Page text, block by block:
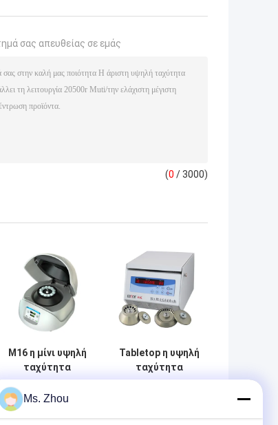
σας απευθείας σε εμάς
(0 / 3000)
M16 η μίνι υψηλή
ταχύτητα
υποβάλλει σε
φυγοκέντρωση
με το στροφέα
Tabletop η υψηλή
ταχύτητα
υποβάλλει την
Ms. Zhou